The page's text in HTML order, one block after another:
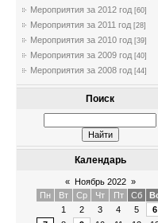
Мероприятия за 2012 год [60]
Мероприятия за 2011 год [28]
Мероприятия за 2010 год [39]
Мероприятия за 2009 год [40]
Мероприятия за 2008 год [44]
Поиск
Календарь
« Ноябрь 2022 »
Пн
Вт Ср Чт Пт Сб
1
2 3 4 5
6